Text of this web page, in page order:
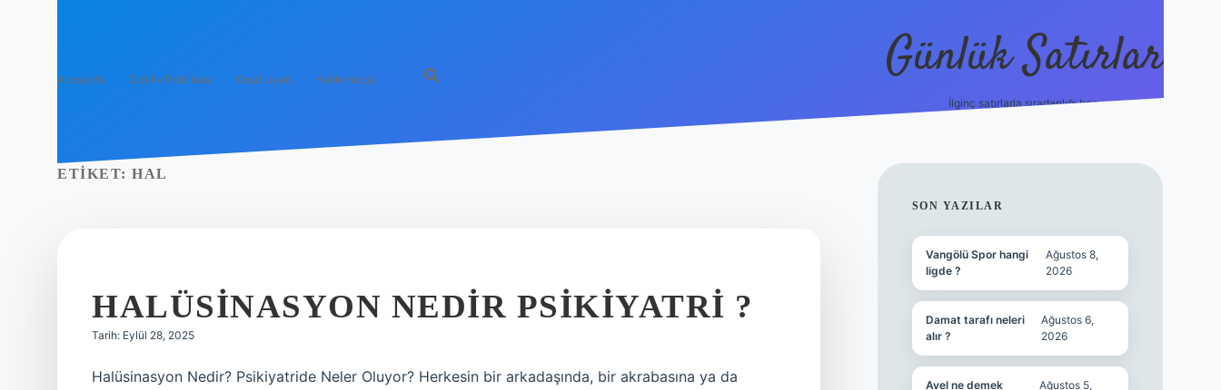
Anasayfa Gizlilik Politikası Yasal Uyarı Hakkımızda Günlük Satırlar
İlginç satırlarla sıradanlığı boz.
ETIKET: HAL
HALÜSINASYON NEDIR PSIKIYATRI ?
Tarih: Eylül 28, 2025
Halüsinasyon Nedir? Psikiyatride Neler Oluyor? Herkesin bir arkadaşında, bir akrabasına ya da
SIDEBAR
SON YAZILAR
Vangölü Spor hangi
ligde ?
Ağustos 8,
2026
Damat tarafı neleri
alır ?
Ağustos 6,
2026
Avel ne demek
Ağustos 5,
vdcasino